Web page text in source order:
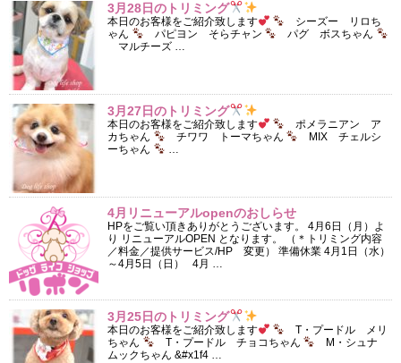
3月28日のトリミング
本日のお客様をご紹介致します
シーズー リロち
ゃん
パピヨン そらチャン
パグ ボスちゃん
マルチーズ …
3月27日のトリミング
本日のお客様をご紹介致します
ポメラニアン ア
カちゃん
チワワ トーマちゃん
MIX チェルシ
ーちゃん
…
4月リニューアルopenのおしらせ
HPをご覧い頂きありがとうございます。 4月6日（月）よ
り リニューアルOPEN となります。 （＊トリミング内容
／料金／提供サービス/HP 変更） 準備休業 4月1日（水）
～4月5日（日） 4月 …
3月25日のトリミング
本日のお客様をご紹介致します
T・プードル メリ
ちゃん
T・プードル チョコちゃん
M・シュナ
ムックちゃん &#x1f4 …